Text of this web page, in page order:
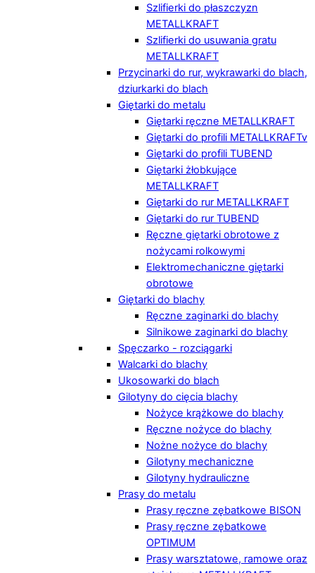
Szlifierki do płaszczyzn
METALLKRAFT
Szlifierki do usuwania gratu
METALLKRAFT
Przycinarki do rur, wykrawarki do blach,
dziurkarki do blach
Giętarki do metalu
Giętarki ręczne METALLKRAFT
Giętarki do profili METALLKRAFTv
Giętarki do profili TUBEND
Giętarki żłobkujące
METALLKRAFT
Giętarki do rur METALLKRAFT
Giętarki do rur TUBEND
Ręczne giętarki obrotowe z
nożycami rolkowymi
Elektromechaniczne giętarki
obrotowe
Giętarki do blachy
Ręczne zaginarki do blachy
Silnikowe zaginarki do blachy
Spęczarko - rozciągarki
Walcarki do blachy
Ukosowarki do blach
Gilotyny do cięcia blachy
Nożyce krążkowe do blachy
Ręczne nożyce do blachy
Nożne nożyce do blachy
Gilotyny mechaniczne
Gilotyny hydrauliczne
Prasy do metalu
Prasy ręczne zębatkowe BISON
Prasy ręczne zębatkowe
OPTIMUM
Prasy warsztatowe, ramowe oraz